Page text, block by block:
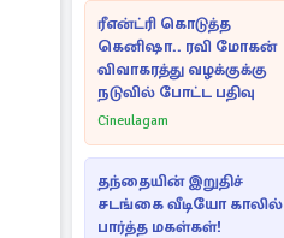
ரீஎன்ட்ரி கொடுத்த
கெனிஷா.. ரவி மோகன்
விவாகரத்து வழக்குக்கு
நடுவில் போட்ட பதிவு
Cineulagam
தந்தையின் இறுதிச்
சடங்கை வீடியோ காலில்
பார்த்த மகள்கள்!